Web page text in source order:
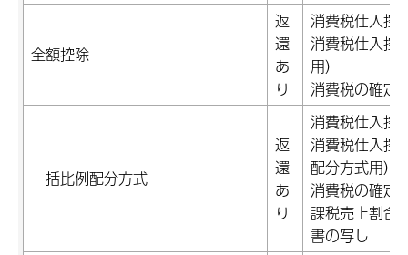
全額控除
返
還
あ
り
消費税仕入控
消費税仕入控
用）
消費税の確定
一括比例配分方式
返
還
あ
り
消費税仕入控
消費税仕入控
配分方式用）
消費税の確定
課税売上割合
書の写し